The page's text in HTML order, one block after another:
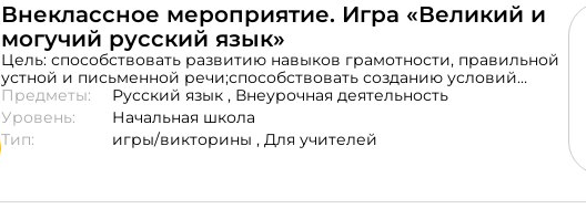
Внеклассное мероприятие. Игра «Великий и
могучий русский язык»
Цель: способствовать развитию навыков грамотности, правильной
устной и письменной речи;способствовать созданию условий
толерантного общения и общения в классах; развитие социальных
и общих компетенций.привитие любви к русскому языку, показать
его изучение с занимательной точки зрения.
Предметы: Русский язык , Внеурочная деятельность
Уровень:
Начальная школа
Тип:
игры/викторины , Для учителей